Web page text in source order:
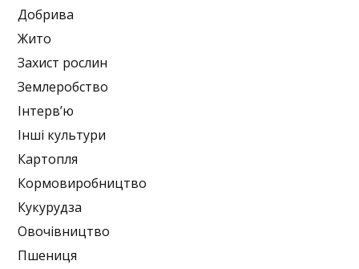
Добрива
Жито
Захист рослин
Землеробство
Інтерв’ю
Інші культури
Картопля
Кормовиробництво
Кукурудза
Овочівництво
Пшениця